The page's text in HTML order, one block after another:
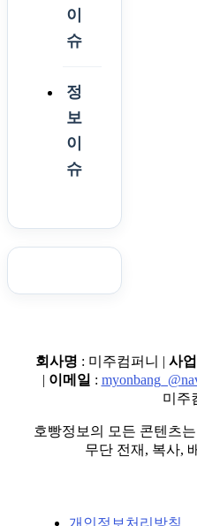
이
슈
정
보
이
슈
회사명 : 미주컴퍼니 | 사
| 이메일 :
미주
호빵정보의 모든 콘텐츠
무단 전재, 복사,